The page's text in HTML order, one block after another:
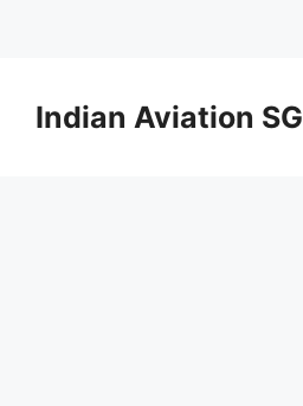
contentIndian Aviation SG